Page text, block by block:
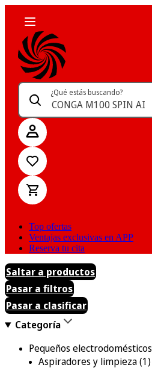
¿Qué estás buscando?
Top ofertas
Ventajas exclusivas en APP
Reserva tu cita
Saltar a productos
Pasar a filtros
Pasar a clasificar
Categoría
Pequeños electrodomésticos
Aspiradores y limpieza(1)